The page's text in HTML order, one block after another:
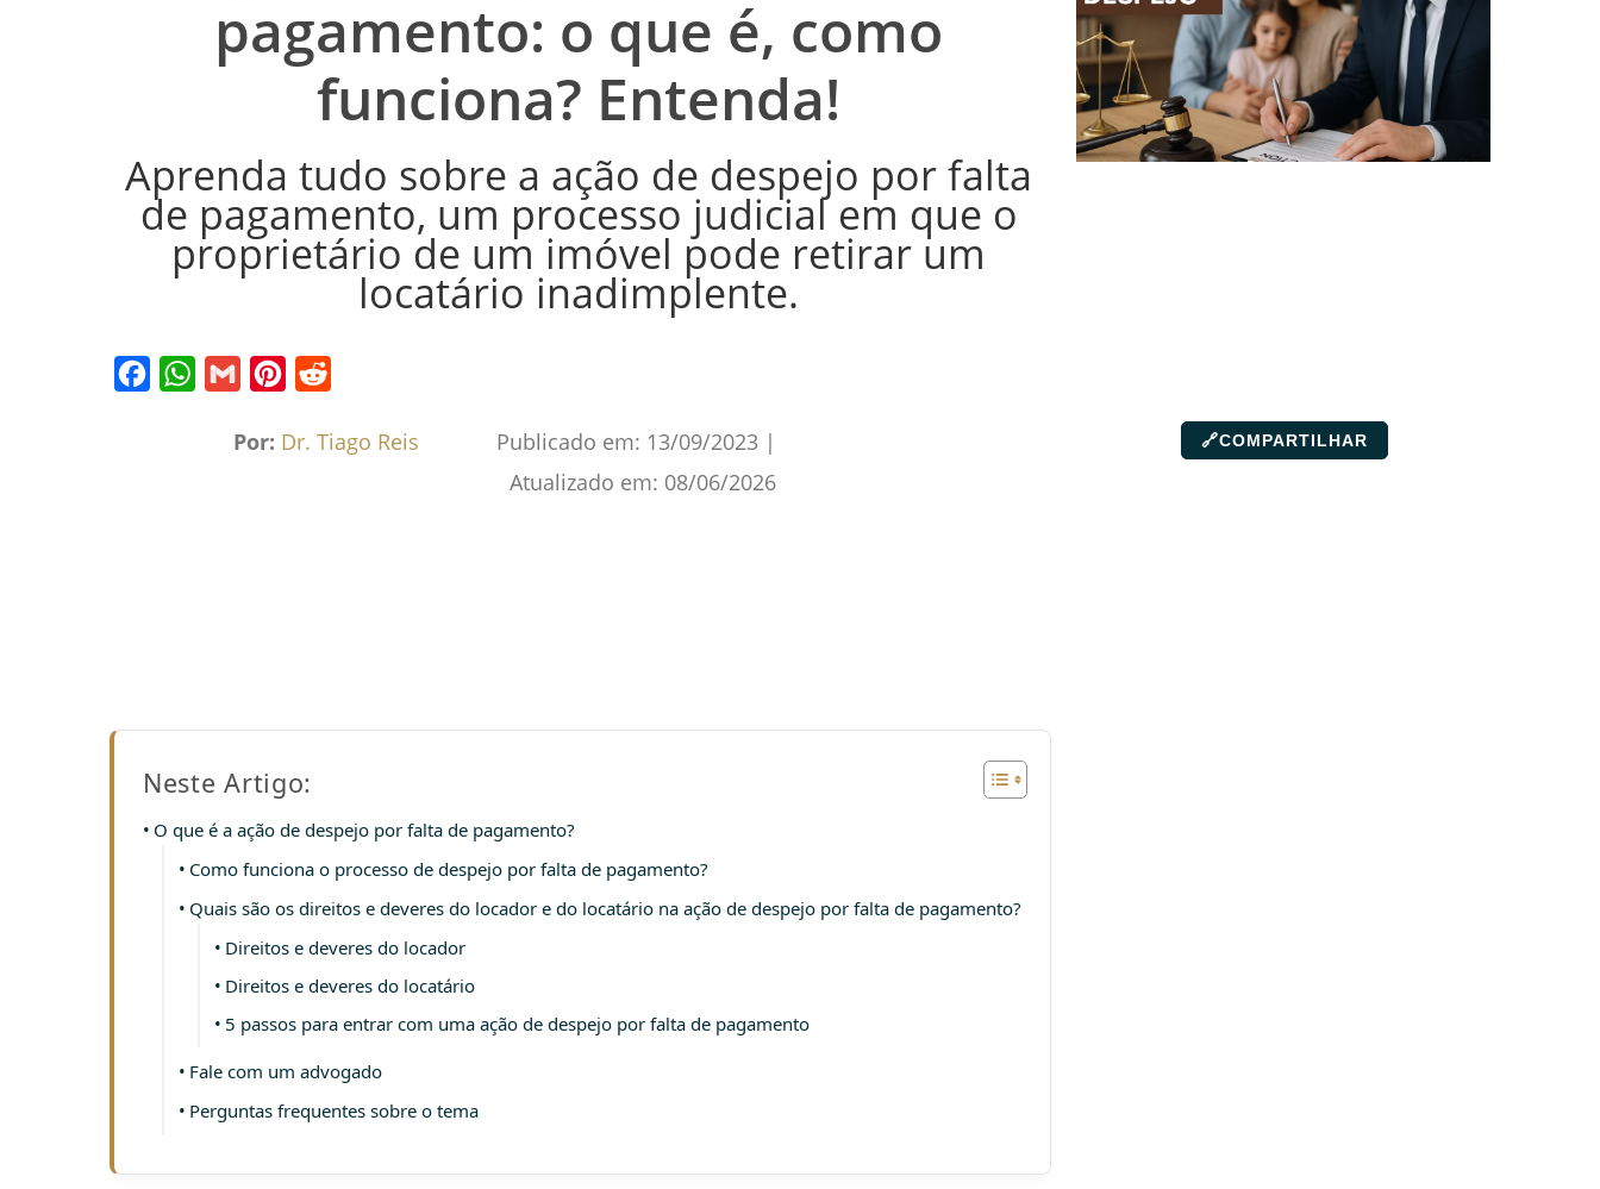
pagamento: o que é, como
funciona? Entenda!
Aprenda tudo sobre a ação de despejo por falta
de pagamento, um processo judicial em que o
proprietário de um imóvel pode retirar um
locatário inadimplente.
FacebookWhatsApp
Gmail Pinterest
Por: Dr. Tiago Reis Publicado em: 13/09/2023 |
Atualizado em: 08/06/2026
🔗COMPARTILHAR
Neste Artigo:
O que é a ação de despejo por falta de pagamento?
Como funciona o processo de despejo por falta de pagamento?
Quais são os direitos e deveres do locador e do locatário na ação de despejo por falta de pagamento?
Direitos e deveres do locador
Direitos e deveres do locatário
5 passos para entrar com uma ação de despejo por falta de pagamento
Fale com um advogado
Perguntas frequentes sobre o tema